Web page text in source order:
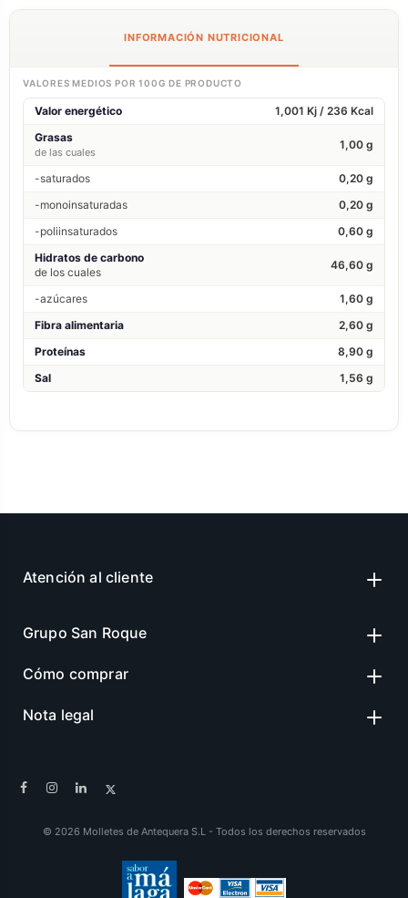
INFORMACIÓN NUTRICIONAL
VALORES MEDIOS POR 100G DE PRODUCTO
Valor energético
1,001 Kj / 236 Kcal
Grasas
de las cuales
1,00 g
-saturados
0,20 g
-monoinsaturadas
0,20 g
-poliinsaturados
0,60 g
Hidratos de carbono
de los cuales
46,60 g
-azúcares
1,60 g
Fibra alimentaria
2,60 g
Proteínas
8,90 g
Sal
1,56 g
Atención al cliente
Grupo San Roque
Cómo comprar
Nota legal
© 2026 Molletes de Antequera S.L - Todos los derechos reservados